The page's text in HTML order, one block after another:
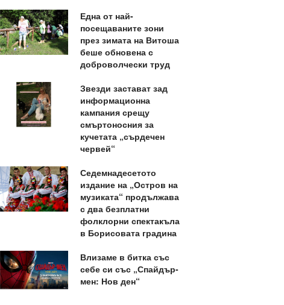
Една от най-
посещаваните зони
през зимата на Витоша
беше обновена с
доброволчески труд
Звезди застават зад
информационна
кампания срещу
смъртоносния за
кучетата „сърдечен
червей“
Седемнадесетото
издание на „Остров на
музиката“ продължава
с два безплатни
фолклорни спектакъла
в Борисовата градина
Влизаме в битка със
себе си със „Спайдър-
мен: Нов ден“